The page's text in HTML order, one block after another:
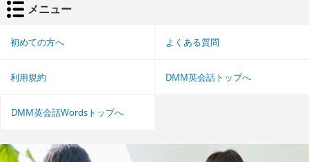
メニュー
初めての方へ よくある質問
利用規約 DMM英会話トップへ
DMM英会話Wordsトップへ